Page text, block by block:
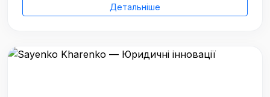
Детальніше